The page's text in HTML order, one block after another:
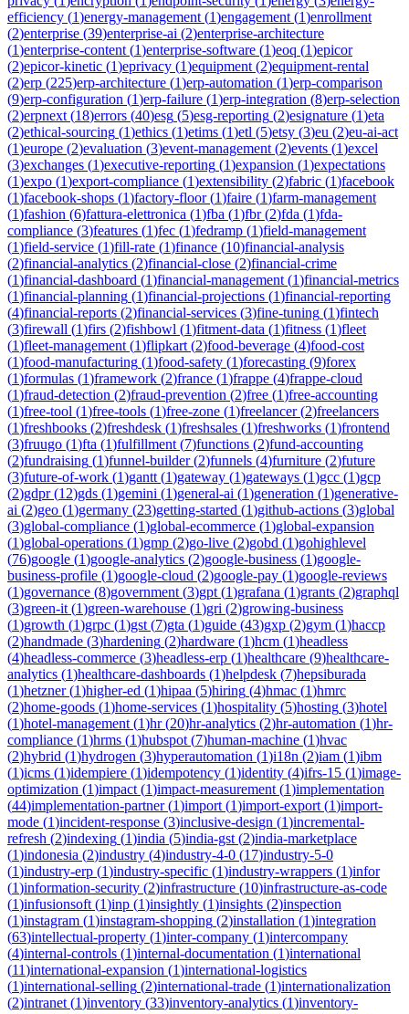
efficiency (1)energy-management (1)engagement (1)enrollment
(2)enterprise (39)enterprise-ai (2)enterprise-architecture
(1)enterprise-content (1)enterprise-software (1)eoq (1)epicor
(2)epicor-kinetic (1)eprivacy (1)equipment (2)equipment-rental
(2)erp (225)erp-architecture (1)erp-automation (1)erp-comparison
(9)erp-configuration (1)erp-failure (1)erp-integration (8)erp-selection
(2)erpnext (18)errors (40)esg (5)esg-reporting (2)esignature (1)eta
(2)ethical-sourcing (1)ethics (1)etims (1)etl (5)etsy (3)eu (2)eu-ai-act
(1)europe (2)evaluation (3)event-management (2)events (1)excel
(3)exchanges (1)executive-reporting (1)expansion (1)expectations
(1)expo (1)export-compliance (1)extensibility (2)fabric (1)facebook
(1)facebook-shops (1)factory-floor(1)faire (1)farm-management
(1)fashion (6)fattura-elettronica (1)fba (1)fbr(2)fda (1)fda-
compliance (3)features (1)fec (1)fedramp (1)field-management
(1)field-service (1)fill-rate (1)finance (10)financial-analysis
(2)financial-analytics (2)financial-close (2)financial-crime
(1)financial-dashboard (1)financial-management (1)financial-metrics
(1)financial-planning (1)financial-projections (1)financial-reporting
(4)financial-reports (2)financial-services (3)fine-tuning (1)fintech
(3)firewall (1)firs (2)fishbowl (1)fitment-data (1)fitness (1)fleet
(1)fleet-management (1)flipkart (2)food-beverage (4)food-cost
(1)food-manufacturing (1)food-safety (1)forecasting (9)forex
(1)formulas (1)framework (2)france (1)frappe (4)frappe-cloud
(1)fraud-detection (2)fraud-prevention (2)free (1)free-accounting
(1)free-tool (1)free-tools (1)free-zone (1)freelancer(2)freelancers
(1)freshbooks (2)freshdesk (1)freshsales (1)freshworks (1)frontend
(3)fruugo (1)fta (1)fulfillment (7)functions (2)fund-accounting
(2)fundraising (1)funnel-builder(2)funnels (4)furniture (2)future
(3)future-of-work (1)gantt (1)gateway (1)gateways (1)gcc (1)gcp
(2)gdpr(12)gds (1)gemini (1)general-ai (1)generation (1)generative-
ai (2)geo (1)germany (23)getting-started (1)github-actions (3)global
(3)global-compliance (1)global-ecommerce (1)global-expansion
(1)global-operations (1)gmp (2)go-live (2)gobd (1)gohighlevel
(76)google (1)google-analytics (2)google-business (1)google-
business-profile (1)google-cloud (2)google-pay (1)google-reviews
(1)governance (8)government (3)gpt (1)grafana (1)grants (2)graphql
(3)green-it (1)green-warehouse (1)gri (2)growing-business
(1)growth (1)grpc (1)gst (7)gta (1)guide (43)gxp (2)gym (1)haccp
(2)handmade (3)hardening (2)hardware (1)hcm (1)headless
(4)headless-commerce (3)headless-erp (1)healthcare (9)healthcare-
analytics (1)healthcare-dashboards (1)helpdesk (7)hepsiburada
(1)hetzner(1)higher-ed (1)hipaa (5)hiring (4)hmac (1)hmrc
(2)home-goods (1)home-services (1)hospitality (5)hosting (3)hotel
(1)hotel-management (1)hr(20)hr-analytics (2)hr-automation (1)hr-
compliance (1)hrms (1)hubspot (7)human-machine (1)hvac
(2)hybrid (1)hydrogen (3)hyperautomation (1)i18n (2)iam (1)ibm
(1)icms (1)idempiere (1)idempotency (1)identity (4)ifrs-15 (1)image-
optimization (1)impact (1)impact-measurement (1)implementation
(44)implementation-partner(1)import (1)import-export (1)import-
mode (1)incident-response (3)inclusive-design (1)incremental-
refresh (2)indexing (1)india (5)india-gst (2)india-marketplace
(1)indonesia (2)industry (4)industry-4-0 (17)industry-5-0
(1)industry-erp (1)industry-specific (1)industry-wrappers (1)infor
(1)information-security (2)infrastructure (10)infrastructure-as-code
(1)infusionsoft (1)inp (1)insightly (1)insights (2)inspection
(1)instagram (1)instagram-shopping (2)installation (1)integration
(63)intellectual-property (1)inter-company (1)intercompany
(4)internal-controls (1)internal-documentation (1)international
(11)international-expansion (1)international-logistics
(1)international-selling (2)international-trade (1)internationalization
(2)intranet (1)inventory (33)inventory-analytics (1)inventory-